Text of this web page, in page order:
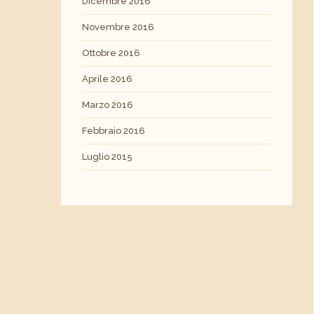
Novembre 2016
Ottobre 2016
Aprile 2016
Marzo 2016
Febbraio 2016
Luglio 2015